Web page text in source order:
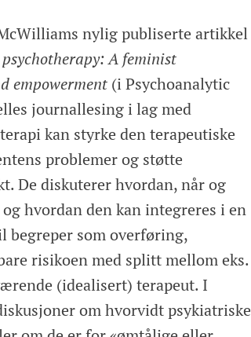
nylig publiserte artikkel
A feminist
empowerment (i Psychoanalytic
journallesing i lag med
kan styrke den terapeutiske
problemer og støtte
De diskuterer hvordan, når og
hvordan den kan integreres i en
begreper som overføring,
risikoen med splitt mellom eks.
(idealisert) terapeut. I
om hvorvidt psykiatriske